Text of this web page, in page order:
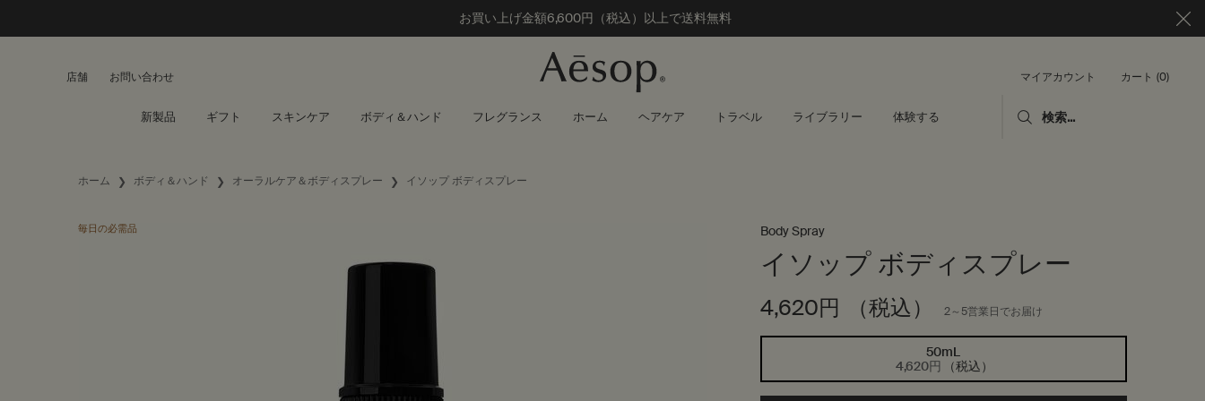
お買い上げ金額6,600円（税込）以上で送料無料
店舗 お問い合わせ マイアカウント カート 0
0 カート内の製品
新製品 ギフト スキンケア ボディ＆ハンド フレグランス ホーム ヘアケア トラベル ライブラリー 体験する 検索...
ホーム ボディ＆ハンド オーラルケア＆ボディスプレー イソップ ボディスプレー
Body Spray
イソップ ボディスプレー
4,620円 （税込） 2～5営業日でお届け
毎日の必需品
選択済み
50mL
4,620円
（税込）
, 1/1